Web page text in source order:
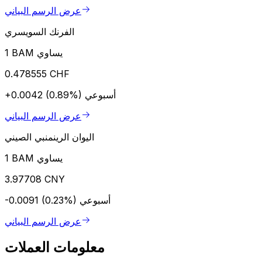
عرض الرسم البياني
الفرنك السويسري
1 BAM يساوي
0.478555 CHF
+0.0042 (0.89%) أسبوعي
عرض الرسم البياني
اليوان الرينمنبي الصيني
1 BAM يساوي
3.97708 CNY
-0.0091 (0.23%) أسبوعي
عرض الرسم البياني
معلومات العملات